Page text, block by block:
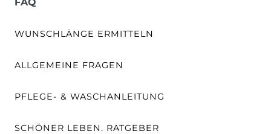
WUNSCHLÄNGE ERMITTELN
ALLGEMEINE FRAGEN
PFLEGE- & WASCHANLEITUNG
SCHÖNER LEBEN. RATGEBER